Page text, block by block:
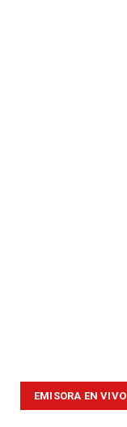
EMISORA EN VIVO